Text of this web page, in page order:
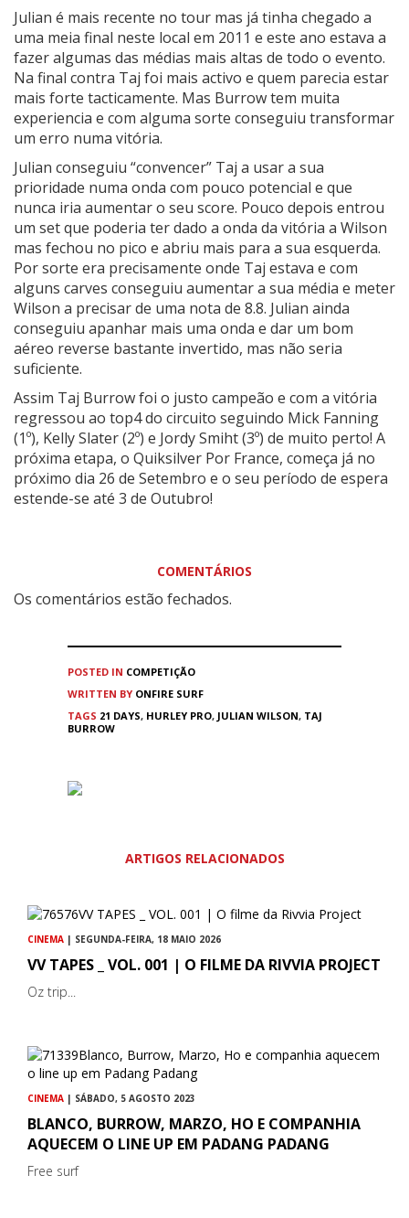
Julian é mais recente no tour mas já tinha chegado a
uma meia final neste local em 2011 e este ano estava a
fazer algumas das médias mais altas de todo o evento.
Na final contra Taj foi mais activo e quem parecia estar
mais forte tacticamente. Mas Burrow tem muita
experiencia e com alguma sorte conseguiu transformar
um erro numa vitória.
Julian conseguiu “convencer” Taj a usar a sua
prioridade numa onda com pouco potencial e que
nunca iria aumentar o seu score. Pouco depois entrou
um set que poderia ter dado a onda da vitória a Wilson
mas fechou no pico e abriu mais para a sua esquerda.
Por sorte era precisamente onde Taj estava e com
alguns carves conseguiu aumentar a sua média e meter
Wilson a precisar de uma nota de 8.8. Julian ainda
conseguiu apanhar mais uma onda e dar um bom
aéreo reverse bastante invertido, mas não seria
suficiente.
Assim Taj Burrow foi o justo campeão e com a vitória
regressou ao top4 do circuito seguindo Mick Fanning
(1º), Kelly Slater (2º) e Jordy Smiht (3º) de muito perto! A
próxima etapa, o Quiksilver Por France, começa já no
próximo dia 26 de Setembro e o seu período de espera
estende-se até 3 de Outubro!
COMENTÁRIOS
Os comentários estão fechados.
POSTED IN COMPETIÇÃO
WRITTEN BY ONFIRE SURF
TAGS 21 DAYS, HURLEY PRO, JULIAN WILSON, TAJ
BURROW
ARTIGOS RELACIONADOS
CINEMA | SEGUNDA-FEIRA, 18 MAIO 2026
VV TAPES _ VOL. 001 | O FILME DA RIVVIA PROJECT
Oz trip...
CINEMA | SÁBADO, 5 AGOSTO 2023
BLANCO, BURROW, MARZO, HO E COMPANHIA
AQUECEM O LINE UP EM PADANG PADANG
Free surf